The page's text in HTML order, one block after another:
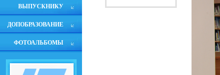
ВЫПУСКНИКУ
ДОПОБРАЗОВАНИЕ
ФОТОАЛЬБОМЫ